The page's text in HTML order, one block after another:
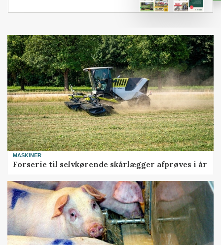
MASKINER
Forserie til selvkørende skårlægger afprøves i år